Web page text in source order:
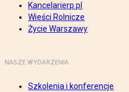
Kancelarierp.pl
Wieści Rolnicze
Życie Warszawy
NASZE WYDARZENIA
Szkolenia i konferencje